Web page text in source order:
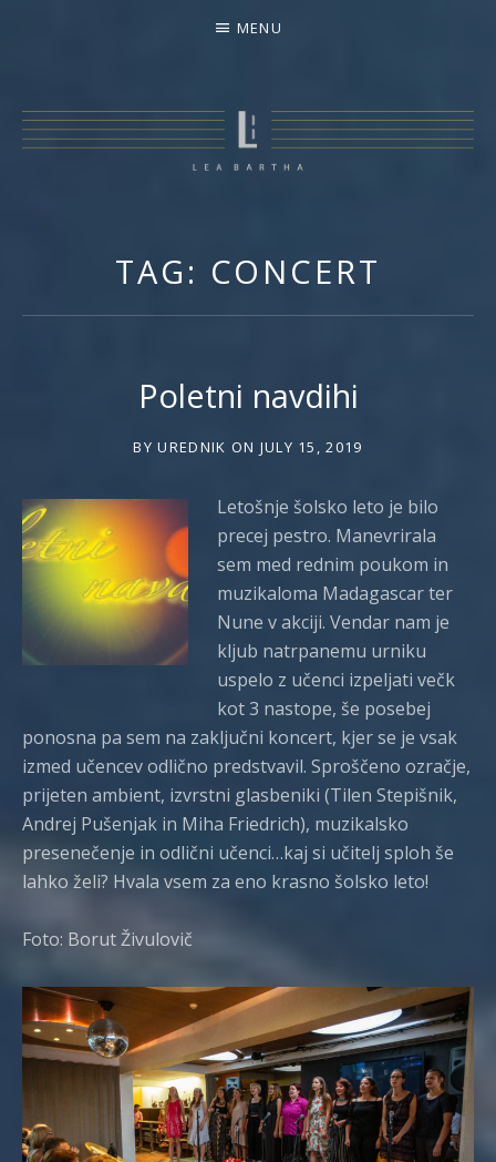
MENU
TAG: CONCERT
Poletni navdihi
BYUREDNIK ON JULY 15, 2019
Letošnje šolsko leto je bilo
precej pestro. Manevrirala
sem med rednim poukom in
muzikaloma Madagascar ter
Nune v akciji. Vendar nam je
kljub natrpanemu urniku
uspelo z učenci izpeljati večk
kot 3 nastope, še posebej
ponosna pa sem na zaključni koncert, kjer se je vsak
izmed učencev odlično predstvavil. Sproščeno ozračje,
prijeten ambient, izvrstni glasbeniki (Tilen Stepišnik,
Andrej Pušenjak in Miha Friedrich), muzikalsko
presenečenje in odlični učenci…kaj si učitelj sploh še
lahko želi? Hvala vsem za eno krasno šolsko leto!
Foto: Borut Živulovič